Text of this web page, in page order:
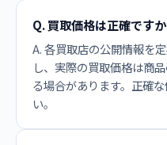
Q. 買取価格は正確です
A. 各買取店の公開情報を
し、実際の買取価格は商
る場合があります。正確
い。